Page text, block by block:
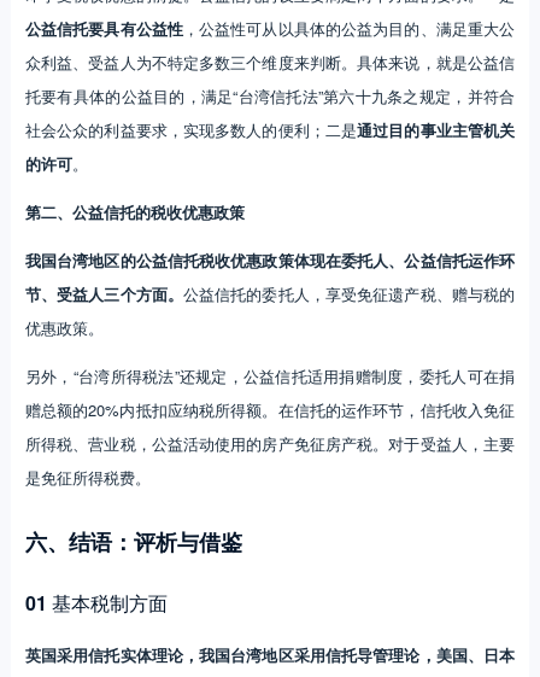
公益信托要具有公益性，公益性可从以具体的公益为目的、满足重大公
众利益、受益人为不特定多数三个维度来判断。具体来说，就是公益信
托要有具体的公益目的，满足“台湾信托法”第六十九条之规定，并符合
社会公众的利益要求，实现多数人的便利；二是通过目的事业主管机关
的许可。
第二、公益信托的税收优惠政策
我国台湾地区的公益信托税收优惠政策体现在委托人、公益信托运作环
节、受益人三个方面。 公益信托的委托人，享受免征遗产税、赠与税的
优惠政策。
另外，“台湾所得税法”还规定，公益信托适用捐赠制度，委托人可在捐
赠总额的20%内抵扣应纳税所得额。在信托的运作环节，信托收入免征
所得税、营业税，公益活动使用的房产免征房产税。对于受益人，主要
是免征所得税费。
六、结语：评析与借鉴
01 基本税制方面
英国采用信托实体理论，我国台湾地区采用信托导管理论，美国、日本